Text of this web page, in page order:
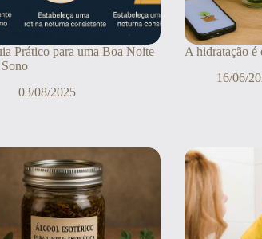
Prático para uma Boa Noite
03/08/2025
A hidratação é
16/06/